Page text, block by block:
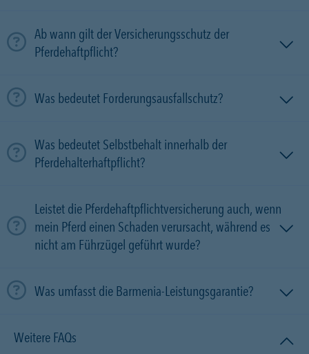
Ab wann gilt der Versicherungsschutz der
Pferdehaftpflicht?
Was bedeutet Forderungsausfallschutz?
Was bedeutet Selbstbehalt innerhalb der
Pferdehalterhaftpflicht?
Leistet die Pferdehaftpflichtversicherung auch, wenn
mein Pferd einen Schaden verursacht, während es
nicht am Führzügel geführt wurde?
Was umfasst die Barmenia-Leistungsgarantie?
Weitere FAQs